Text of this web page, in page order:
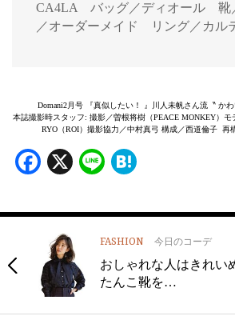
CA4LA バッグ／ディオール 靴
／オーダーメイド リング／カル
Domani2月号 『真似したい！ 』川人未帆さん流〝 か
本誌撮影時スタッフ: 撮影／曽根将樹（PEACE MONKEY）
RYO（ROI）撮影協力／中村真弓 構成／西道倫子 再
Facebook
X Line
FASHION 今日のコーデ
おしゃれな人はきれい
たんこ靴を…